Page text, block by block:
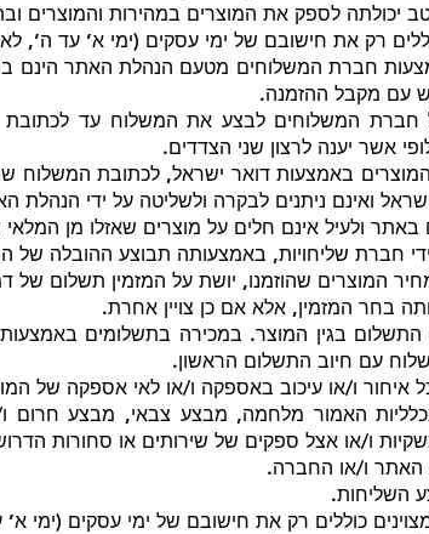
את המוצרים במהירות והמוצרים ובתוך 1-3 ימי עסקים (כמפורט לפי מיקום
רק את חישובם של ימי עסקים (ימי א’ עד ה’,
חברת המשלוחים מטעם הנהלת האתר הינם
עם מקבל ההזמנה.
חברת המשלוחים לבצע את המשלוח עד
אשר יענה לרצון שני הצדדים.
באמצעות דואר ישראל, לכתובת המשלוח
ואינם ניתנים לבקרה ולשליטה על ידי הנהלת
באתר ולעיל אינם חלים על מוצרים שאזלו מן
חברת שליחויות, באמצעותה תבוצע ההובלה של
המוצרים שהוזמנו, יושת על המזמין תשלום של
בחר המזמין, אלא אם כן צויין אחרת.
התשלום בגין המוצר. במכירה בתשלומים
עם חיוב התשלום הראשון.
איחור ו/או עיכוב באספקה ו/או לאי אספקה של
האמור מלחמה, מבצע צבאי, מבצע חרום
ו/או אצל ספקים של שירותים או סחורות
האתר ו/או החברה.
השליחות.
כוללים רק את חישובם של ימי עסקים (ימי